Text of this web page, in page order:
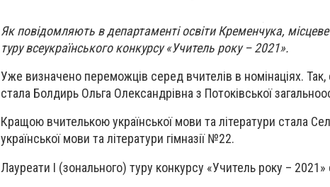
Як повідомляють в департаменті освіти Кременчука,
туру всеукраїнського конкурсу «Учитель року – 2021».
Уже визначено переможців серед вчителів в номінаціях.
стала Болдирь Ольга Олександрівна з Потоківської
Кращою вчителькою української мови та літератури стала
української мови та літератури гімназії №22.
Лауреати І (зонального) туру конкурсу «Учитель року – 2021»